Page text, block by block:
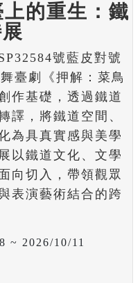
的重生：鐵
號藍皮對號
臺劇《押解：菜鳥
作基礎，透過鐵道
譯，將鐵道空間、
為具真實感與美學
以鐵道文化、文學
向切入，帶領觀眾
表演藝術結合的跨
~ 2026/10/11